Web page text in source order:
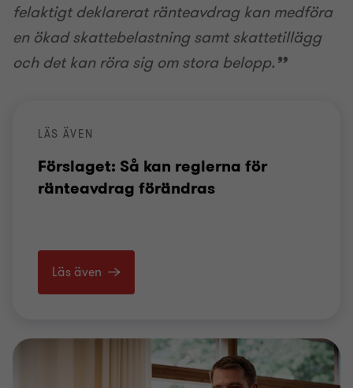
felaktigt deklarerat ränteavdrag kan medföra
en ökad skattebelastning samt skattetillägg
och det kan röra sig om stora belopp.
LÄS ÄVEN
Förslaget: Så kan reglerna för
ränteavdrag förändras
Läs även